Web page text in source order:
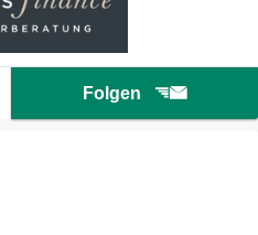
Folgen